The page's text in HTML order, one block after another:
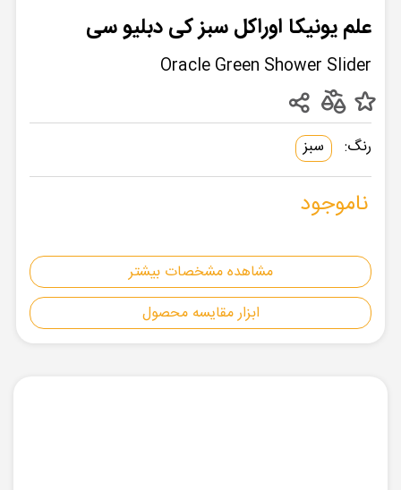
علم یونیکا اوراکل سبز کی دبلیو سی
Oracle Green Shower Slider
مشاهده مشخصات بیشتر
ابزار مقایسه محصول
رنگ: سبز
ناموجود